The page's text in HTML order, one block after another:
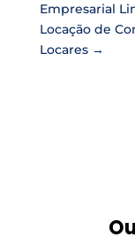
Empresarial
Locação de
Locares→